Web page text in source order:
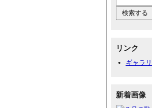
リンク
ギャラ
新着画像